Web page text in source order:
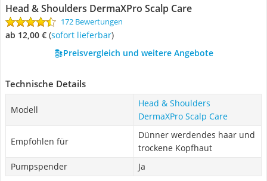
Head & Shoulders DermaXPro Scalp Care
172 Bewertungen
ab 12,00 € ( Sofort lieferbar)
Preisvergleich und weitere Angebote
Technische Details
Modell
Head & Shoulders
DermaXPro Scalp Care
Empfohlen für
Dünner werdendes haar und
trockene Kopfhaut
Pumpspender
Ja